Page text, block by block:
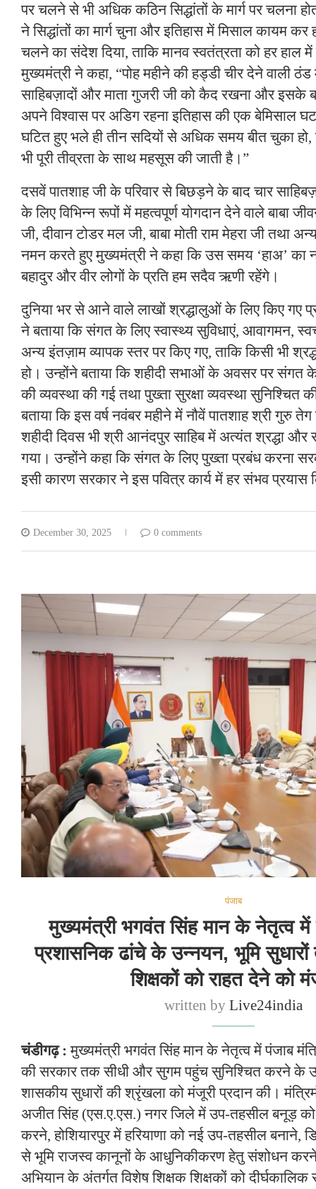
पर चलने से भी अधिक कठिन सिद्धांतों के मार्ग पर चलना
ने सिद्धांतों का मार्ग चुना और इतिहास में मिसाल कायम
चलने का संदेश दिया, ताकि मानव स्वतंत्रता को हर हाल
मुख्यमंत्री ने कहा, “पोह महीने की हड्डी चीर देने वाली ठंड
साहिबज़ादों और माता गुजरी जी को कैद रखना और इसके
अपने विश्वास पर अडिग रहना इतिहास की एक बेमिसाल
घटित हुए भले ही तीन सदियों से अधिक समय बीत चुका
भी पूरी तीव्रता के साथ महसूस की जाती है।”
दसवें पातशाह जी के परिवार से बिछड़ने के बाद चार
के लिए विभिन्न रूपों में महत्वपूर्ण योगदान देने वाले बाबा
जी, दीवान टोडर मल जी, बाबा मोती राम मेहरा जी तथा
नमन करते हुए मुख्यमंत्री ने कहा कि उस समय ‘हाअ’ का
बहादुर और वीर लोगों के प्रति हम सदैव ऋणी रहेंगे।
दुनिया भर से आने वाले लाखों श्रद्धालुओं के लिए किए गए
ने बताया कि संगत के लिए स्वास्थ्य सुविधाएं, आवागमन,
अन्य इंतज़ाम व्यापक स्तर पर किए गए, ताकि किसी भी
हो। उन्होंने बताया कि शहीदी सभाओं के अवसर पर संगत
की व्यवस्था की गई तथा पुख्ता सुरक्षा व्यवस्था
बताया कि इस वर्ष नवंबर महीने में नौवें पातशाह श्री गुरु
शहीदी दिवस भी श्री आनंदपुर साहिब में अत्यंत श्रद्धा और
गया। उन्होंने कहा कि संगत के लिए पुख्ता प्रबंध करना
इसी कारण सरकार ने इस पवित्र कार्य में हर संभव प्रयास
December 30, 2025 0 comments
पंजाब
मुख्यमंत्री भगवंत सिंह मान के नेतृत्व में
प्रशासनिक ढांचे के उन्नयन, भूमि सुधारों
शिक्षकों को राहत देने को
written byLive24india
चंडीगढ़ :मुख्यमंत्री भगवंत सिंह मान के नेतृत्व में पंजाब
की सरकार तक सीधी और सुगम पहुंच सुनिश्चित करने के
शासकीय सुधारों की श्रृंखला को मंजूरी प्रदान की।
अजीत सिंह (एस.ए.एस.) नगर जिले में उप-तहसील बनूड़
करने, होशियारपुर में हरियाणा को नई उप-तहसील बनाने,
से भूमि राजस्व कानूनों के आधुनिकीकरण हेतु संशोधन करने
अभियान के अंतर्गत विशेष शिक्षक शिक्षकों को दीर्घकालिक